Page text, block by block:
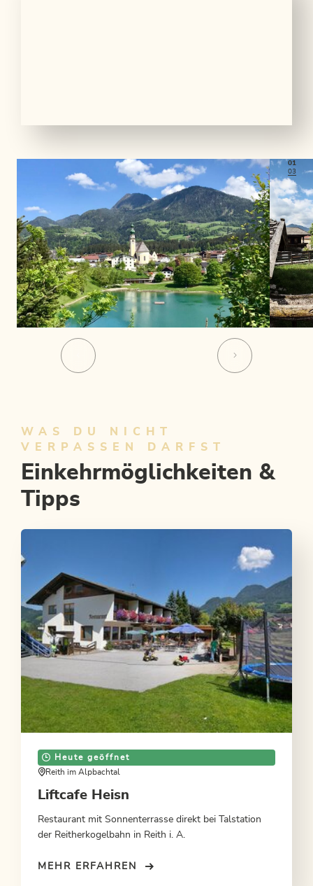
01
03
WAS DU NICHT
VERPASSEN DARFST
Einkehrmöglichkeiten &
Tipps
Heute geöffnet
Reith im Alpbachtal
Liftcafe Heisn
Restaurant mit Sonnenterrasse direkt bei Talstation
der Reitherkogelbahn in Reith i. A.
MEHR ERFAHREN